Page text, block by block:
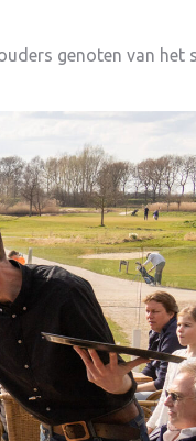
genoten van het